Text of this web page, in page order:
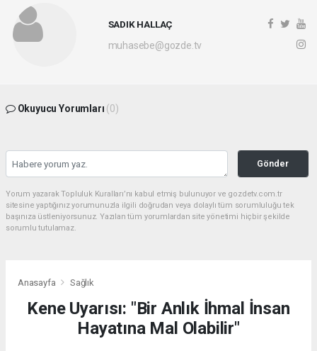
SADIK HALLAÇ
muhasebe@gozde.tv
Okuyucu Yorumları (0)
Gönder
Yorum yazarak Topluluk Kuralları’nı kabul etmiş bulunuyor ve gozdetv.com.tr
sitesine yaptığınız yorumunuzla ilgili doğrudan veya dolaylı tüm sorumluluğu tek
başınıza üstleniyorsunuz. Yazılan tüm yorumlardan site yönetimi hiçbir şekilde
sorumlu tutulamaz.
Anasayfa Sağlık
Kene Uyarısı: "Bir Anlık İhmal İnsan
Hayatına Mal Olabilir"